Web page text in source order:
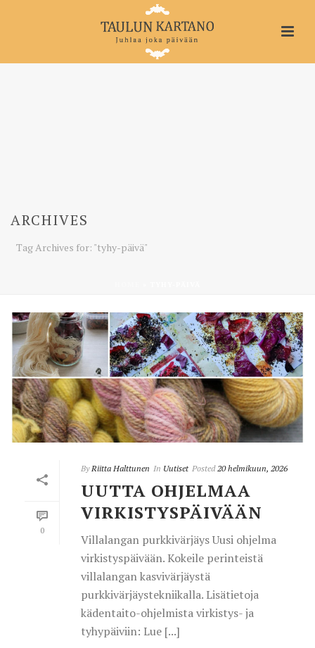
ARCHIVES
Tag Archives for: "tyhy-päivä"
0
By Riitta Halttunen In Uutiset Posted 20 helmikuun, 2026
UUTTA OHJELMAA
VIRKISTYSPÄIVÄÄN
Villalangan purkkivärjäys Uusi ohjelma
virkistyspäivään. Kokeile perinteistä
villalangan kasvivärjäystä
purkkivärjäystekniikalla. Lisätietoja
kädentaito-ohjelmista virkistys- ja
tyhypäiviin: Lue [...]